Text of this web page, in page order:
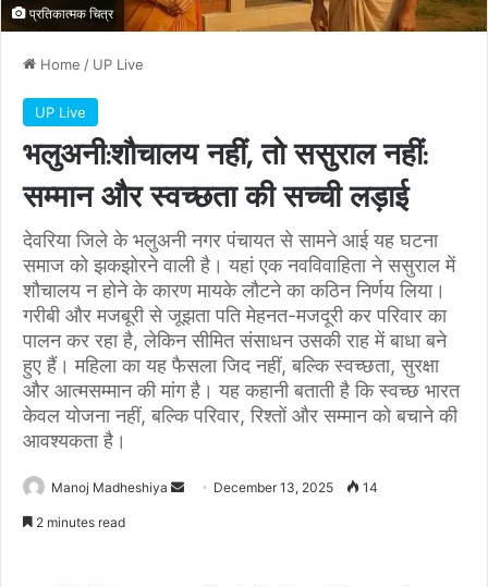
प्रतिकात्मक चित्र
Home / UP Live
UP Live
भलुअनी:शौचालय नहीं, तो ससुराल नहीं:
सम्मान और स्वच्छता की सच्ची लड़ाई
देवरिया जिले के भलुअनी नगर पंचायत से सामने आई यह घटना
समाज को झकझोरने वाली है। यहां एक नवविवाहिता ने ससुराल में
शौचालय न होने के कारण मायके लौटने का कठिन निर्णय लिया।
गरीबी और मजबूरी से जूझता पति मेहनत-मजदूरी कर परिवार का
पालन कर रहा है, लेकिन सीमित संसाधन उसकी राह में बाधा बने
हुए हैं। महिला का यह फैसला जिद नहीं, बल्कि स्वच्छता, सुरक्षा
और आत्मसम्मान की मांग है। यह कहानी बताती है कि स्वच्छ भारत
केवल योजना नहीं, बल्कि परिवार, रिश्तों और सम्मान को बचाने की
आवश्यकता है।
Manoj Madheshiya
Send December 13, 2025 14
2 minutes read